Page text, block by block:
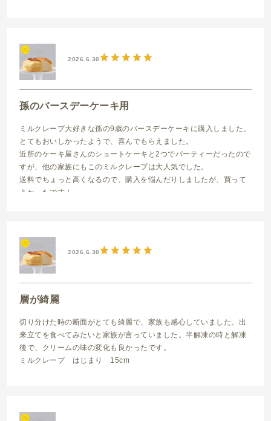
2026.6.30
孫のバースデーケーキ用
ミルクレープ大好きな孫の9歳のバースデーケーキに購入しました。
とてもおいしかったようで、喜んでもらえました。
近所のケーキ屋さんのショートケーキと2つでパーティーだったので
すが、他の家族にもこのミルクレープは大人気でした。
送料でちょっと高くなるので、購入を悩んだりしましたが、買って
よかったです！
2026.6.30
層が綺麗
切り分けた時の断面がとても綺麗で、家族も感心していました。出
来立てを食べてみたいと家族が言っていました。半解凍の時と解凍
後で、クリームの味の変化も良かったです。
ミルクレープ はじまり 15cm